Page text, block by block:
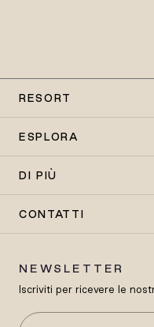
RESORT
ESPLORA
DI PIÙ
CONTATTI
NEWSLETTER
Iscriviti per ricevere le